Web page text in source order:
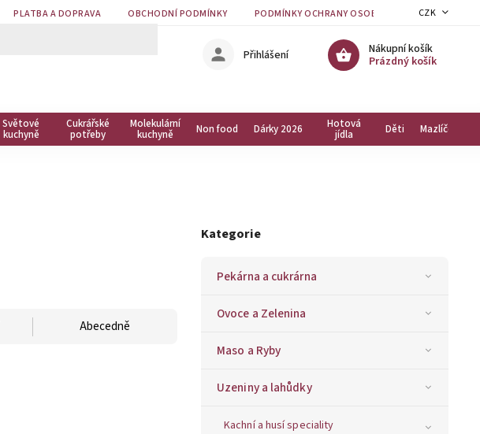
PLATBA A DOPRAVA OBCHODNÍ PODMÍNKY PODMÍNKY OCHRANY OSOBNÍCH ÚDAJŮ
CZK
Nákupní košík
Prázdný košík
Přihlášení
Světové
kuchyně
Cukrářské
potřeby
Molekulární
kuchyně Non food Dárky 2026 Hotová
jídla Děti Mazlíčci
Kategorie
Pekárna a cukrárna
Ovoce a Zelenina
Maso a Ryby
Uzeniny a lahůdky
Kachní a husí speciality
Abecedně